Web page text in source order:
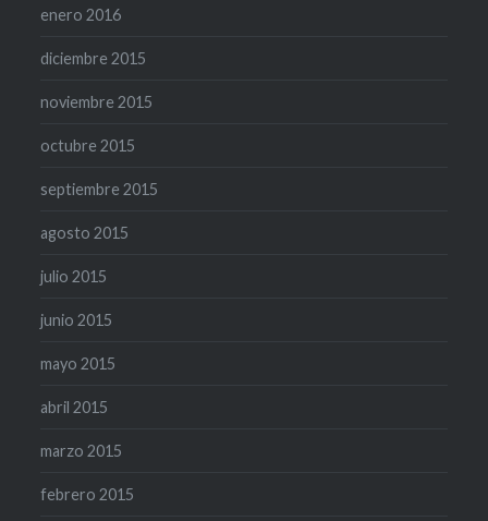
enero 2016
diciembre 2015
noviembre 2015
octubre 2015
septiembre 2015
agosto 2015
julio 2015
junio 2015
mayo 2015
abril 2015
marzo 2015
febrero 2015